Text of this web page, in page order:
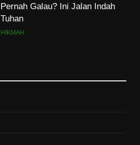
Pernah Galau? Ini Jalan Indah
Tuhan
HIKMAH